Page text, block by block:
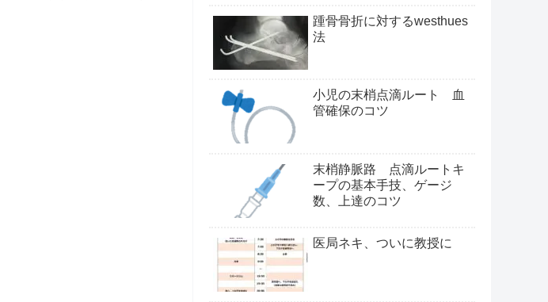
踵骨骨折に対するwesthues
法
小児の末梢点滴ルート 血
管確保のコツ
末梢静脈路 点滴ルートキ
ープの基本手技、ゲージ
数、上達のコツ
医局ネキ、ついに教授に